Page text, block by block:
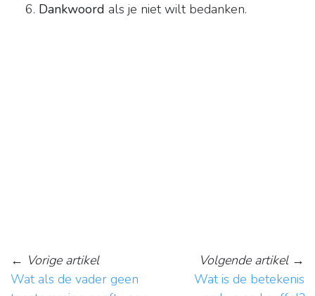
Dankwoord als je niet wilt bedanken.
← Vorige artikel
Wat als de vader geen
Volgende artikel→
Wat is de betekenis